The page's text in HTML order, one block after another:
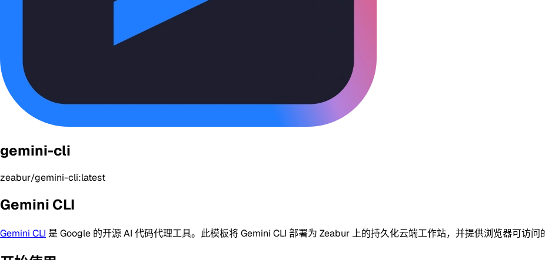
gemini-cli
zeabur/gemini-cli:latest
Gemini CLI
Gemini CLI 是 Google 的开源 AI 代码代理工具。此模板将 Gemini CLI 部署为 Zeabur 上的持久化云端工作站，并提供浏览器可访问